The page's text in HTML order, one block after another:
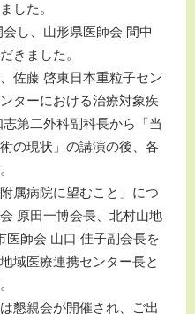
した。
し、山形県医師会 間中
きました。
佐藤 啓東日本重粒子セン
ターにおける治療対象疾
第二外科副科長から「当
の現状」の講演の後、各
属病院に望むこと」につ
原田一博会長、北村山地
医師会 山口 佳子副会長を
域医療連携センター長と
懇親会が開催され、ご出